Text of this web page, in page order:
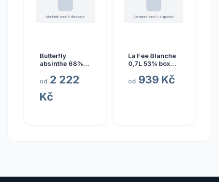
Butterfly
absinthe 68%
láhev)
od 2 222
Kč
La Fée Blanche
0,7L 53% box
od 939 Kč